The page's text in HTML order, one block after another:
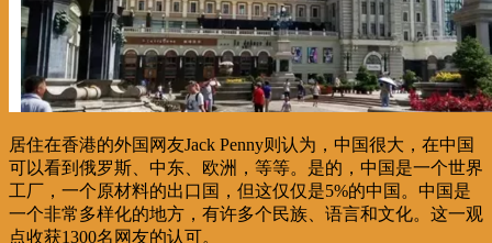
居住在香港的外国网友Jack Penny则认为，中国很大，在中国
可以看到俄罗斯、中东、欧洲，等等。是的，中国是一个世界
工厂，一个原材料的出口国，但这仅仅是5%的中国。中国是
一个非常多样化的地方，有许多个民族、语言和文化。这一观
点收获1300名网友的认可。